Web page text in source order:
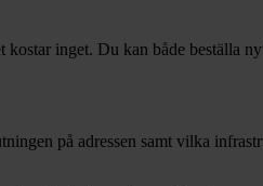
inget. Du kan både beställa
på adressen samt vilka